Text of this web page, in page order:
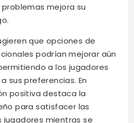
mejora su
que opciones de
podrían mejorar aún
a los jugadores
sus preferencias. En
positiva destaca la
para satisfacer las
jugadores mientras se